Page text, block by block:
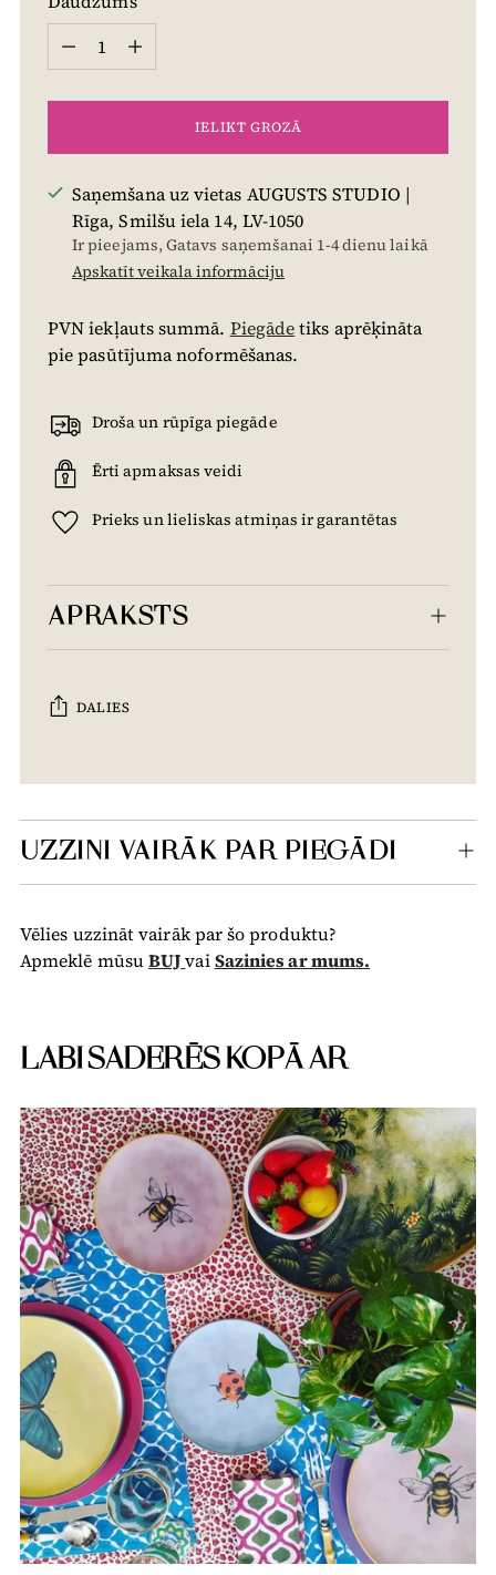
Daudzums
IELIKT GROZĀ
Saņemšana uz vietas AUGUSTS STUDIO |
Rīga, Smilšu iela 14, LV-1050
Ir pieejams, Gatavs saņemšanai 1-4 dienu laikā
Apskatīt veikala informāciju
PVN iekļauts summā. Piegādetiks aprēķināta
pie pasūtījuma noformēšanas.
Droša un rūpīga piegāde
Ērti apmaksas veidi
Prieks un lieliskas atmiņas ir garantētas
APRAKSTS
DALIES
grozam...
UZZINI VAIRĀK PAR PIEGĀDI
Vēlies uzzināt vairāk par šo produktu?
Apmeklē mūsuBUJvaiSazinies ar mums.
LABI SADERĒS KOPĀ AR